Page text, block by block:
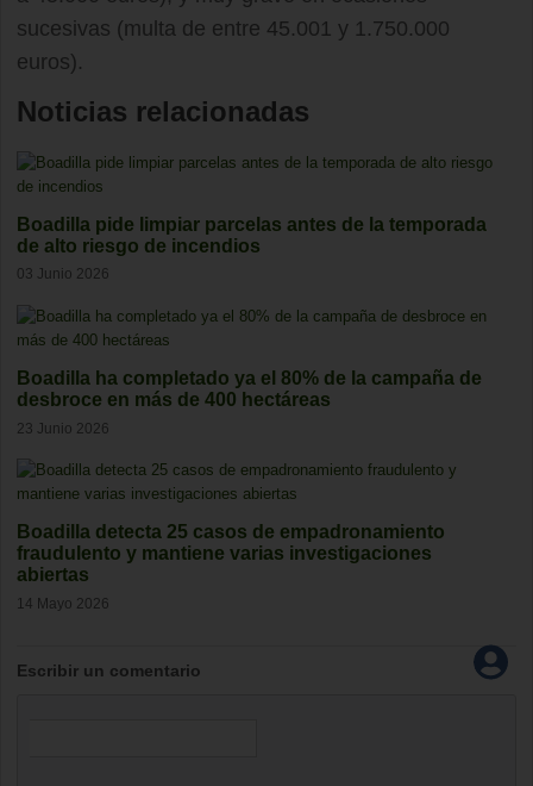
sucesivas (multa de entre 45.001 y 1.750.000
euros).
Noticias relacionadas
Boadilla pide limpiar parcelas antes de la temporada
de alto riesgo de incendios
03 Junio 2026
Boadilla ha completado ya el 80% de la campaña de
desbroce en más de 400 hectáreas
23 Junio 2026
Boadilla detecta 25 casos de empadronamiento
fraudulento y mantiene varias investigaciones
abiertas
14 Mayo 2026
Escribir un comentario